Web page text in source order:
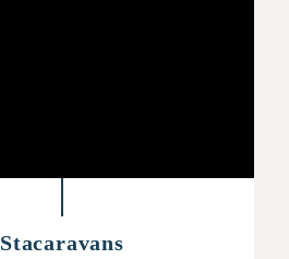
Stacaravans